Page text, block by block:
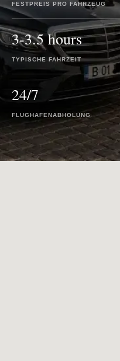
FESTPREIS PRO FAHRZEUG
3-3.5 hours
TYPISCHE FAHRZEIT
24/7
FLUGHAFENABHOLUNG